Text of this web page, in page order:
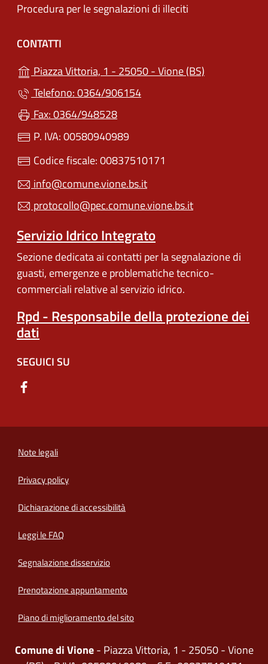
Procedura per le segnalazioni di illeciti
CONTATTI
Piazza Vittoria, 1 - 25050 - Vione (BS)
Telefono: 0364/906154
Fax: 0364/948528
P. IVA: 00580940989
Codice fiscale: 00837510171
info@comune.vione.bs.it
protocollo@pec.comune.vione.bs.it
Servizio Idrico Integrato
Sezione dedicata ai contatti per la segnalazione di
guasti, emergenze e problematiche tecnico-
commerciali relative al servizio idrico.
Rpd - Responsabile della protezione dei
dati
SEGUICI SU
Note legali
Privacy policy
Dichiarazione di accessibilità
Leggi le FAQ
Segnalazione disservizio
Prenotazione appuntamento
Piano di miglioramento del sito
Comune di Vione- Piazza Vittoria, 1 - 25050 - Vione